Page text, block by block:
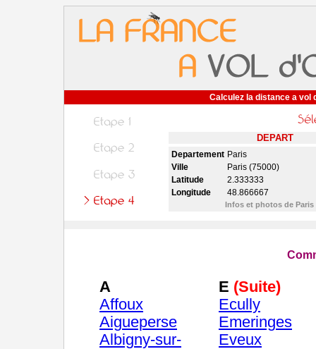
Calculez la distance a vol
DEPART
Departement Paris
Ville
Paris (75000)
Latitude
2.333333
Longitude
48.866667
Infos et photos de Paris
A
Affoux
Aigueperse
Albigny-sur-
E (Suite)
Ecully
Emeringes
Eveux